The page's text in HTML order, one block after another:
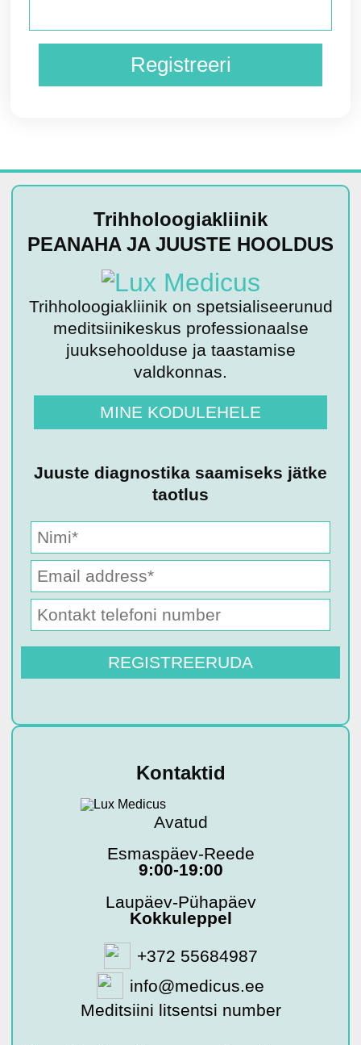
Trihholoogiakliinik
PEANAHA JA JUUSTE HOOLDUS
Trihholoogiakliinik on spetsialiseerunud
meditsiinikeskus professionaalse
juuksehoolduse ja taastamise
valdkonnas.
MINE KODULEHELE
Juuste diagnostika saamiseks jätke
taotlus
Kontaktid
Avatud
Esmaspäev-Reede
9:00-19:00
Laupäev-Pühapäev
Kokkuleppel
+372 55684987
info@medicus.ee
Meditsiini litsentsi number